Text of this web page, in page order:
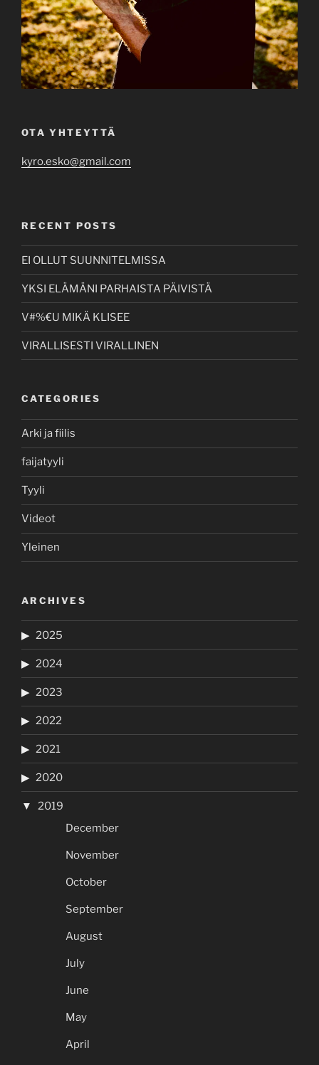
OTA YHTEYTTÄ
kyro.esko@gmail.com
RECENT POSTS
EI OLLUT SUUNNITELMISSA
YKSI ELÄMÄNI PARHAISTA PÄIVISTÄ
V#%€U MIKÄ KLISEE
VIRALLISESTI VIRALLINEN
CATEGORIES
Arki ja fiilis
faijatyyli
Tyyli
Videot
Yleinen
ARCHIVES
2025
2024
2023
2022
2021
2020
2019
December
November
October
September
August
July
June
May
April